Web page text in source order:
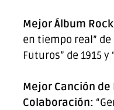
Mejor Álbum
en tiempo real” de
Futuros” de 1915 y
Mejor Canción
Colaboración: